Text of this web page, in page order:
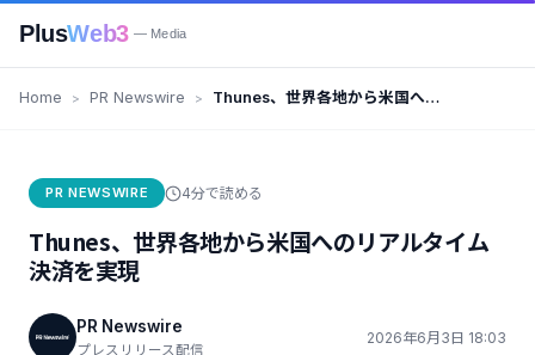
PlusWeb3 — Media
Home PR Newswire
Thunes、世界各地から米国への
PR NEWSWIRE 4分で読める
Thunes、世界各地から米国へのリアルタイム
決済を実現
PR Newswire
プレスリリース配信
2026年6月3日 18:03